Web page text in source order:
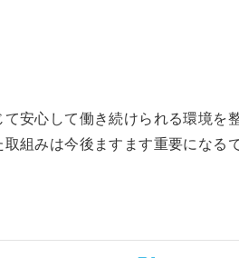
安心して働き続けられる環境を
組みは今後ますます重要になる